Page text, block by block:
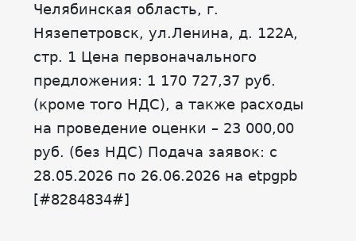
Челябинская область, г.
Нязепетровск, ул.Ленина, д. 122А,
стр. 1 Цена первоначального
предложения: 1 170 727,37 руб.
(кроме того НДС), а также расходы
на проведение оценки – 23 000,00
руб. (без НДС) Подача заявок: с
28.05.2026 по 26.06.2026 на etpgpb
[#8284834#]